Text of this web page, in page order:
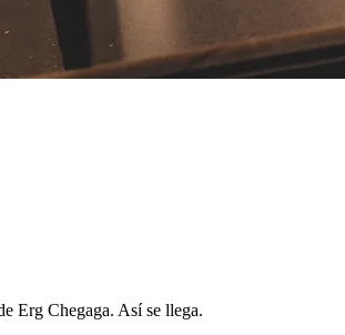
Erg Chegaga. Así se llega.